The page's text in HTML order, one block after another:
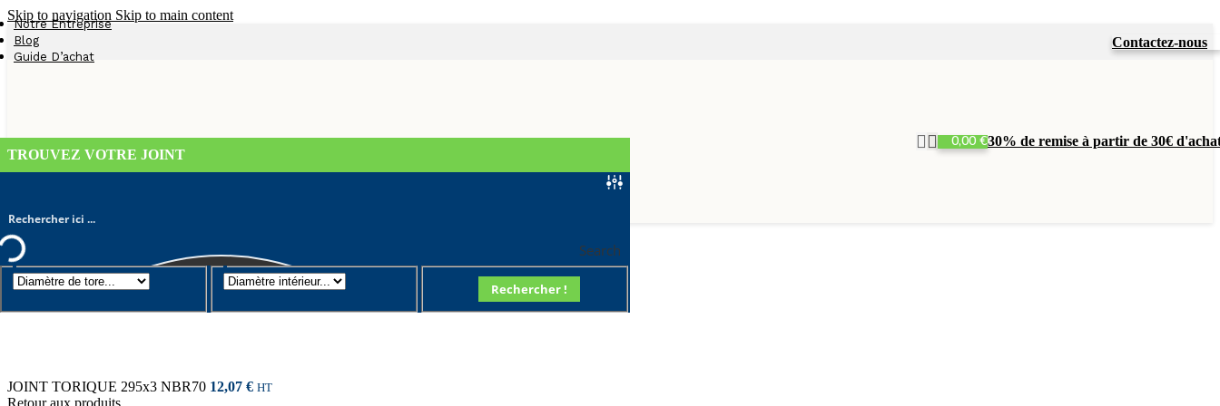
Skip to navigation Skip to main content
Notre Entreprise
Blog
Guide D’achat
Contactez-nous
TROUVEZ VOTRE JOINT
Search
Rechercher !
0,00€30% de remise à partir de 30€
Joint torique
JOINT TORIQUE 295x3 NBR70 12,07 € HT
Retour aux produits